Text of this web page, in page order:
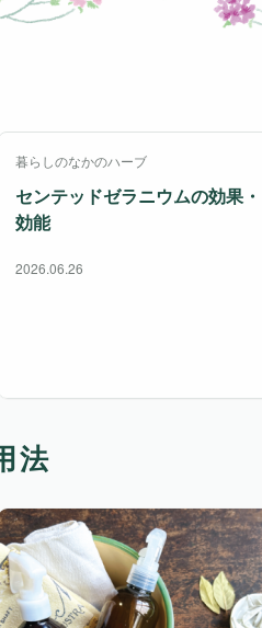
暮らしのなかのハーブ
センテッドゼラニウムの効果・
効能
2026.06.26
法